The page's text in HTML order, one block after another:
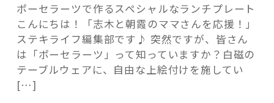
「ひと」
協賛・協力店
ポーセラーツで作るスペシャルなランチプレート
こんにちは！「志木と朝霞のママさんを応援！」
ステキライフ編集部です♪ 突然ですが、皆さん
は「ポーセラーツ」って知っていますか？白磁の
テーブルウェアに、自由な上絵付けを施してい
[…]